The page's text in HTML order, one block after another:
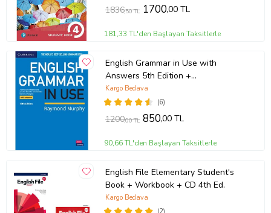
1836,50 TL 1700,00 TL
181,33 TL'den Başlayan Taksitlerle
English Grammar in Use with
Answers 5th Edition +
Downloadable Audios CD
(6)
Kargo Bedava
1200,00 TL 850,00 TL
90,66 TL'den Başlayan Taksitlerle
English File Elementary Student's
Book + Workbook + CD 4th Ed.
Kargo Bedava